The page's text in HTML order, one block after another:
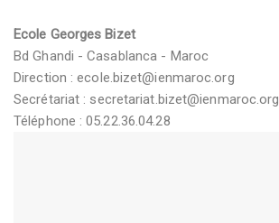
Ecole Georges Bizet
Bd Ghandi - Casablanca - Maroc
Direction :ecole.bizet@ienmaroc.org
Secrétariat : secretariat.bizet@ienmaroc.org
Téléphone : 05.22.36.04.28